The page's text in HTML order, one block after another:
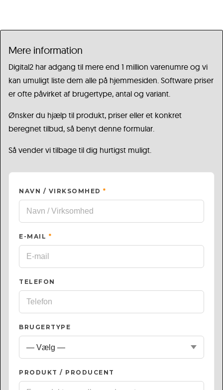
Mere information
Digital2 har adgang til mere end 1 million varenumre og vi
kan umuligt liste dem alle på hjemmesiden. Software priser
er ofte påvirket af brugertype, antal og variant.
Ønsker du hjælp til produkt, priser eller et konkret
beregnet tilbud, så benyt denne formular.
Så vender vi tilbage til dig hurtigst muligt.
NAVN / VIRKSOMHED *
E-MAIL *
TELEFON
BRUGERTYPE
PRODUKT / PRODUCENT